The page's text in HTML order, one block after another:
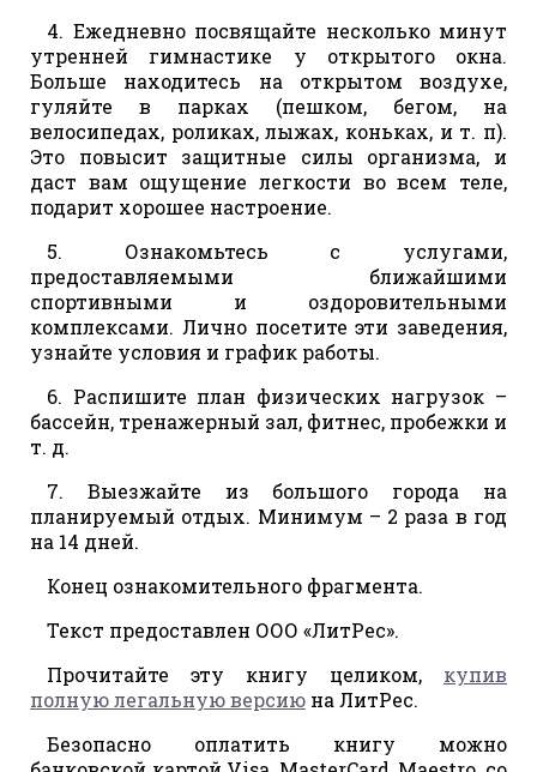
4. Ежедневно посвящайте несколько минут
утренней гимнастике у открытого окна.
Больше находитесь на открытом воздухе,
гуляйте в парках (пешком, бегом, на
велосипедах, роликах, лыжах, коньках, и т. п).
Это повысит защитные силы организма, и
даст вам ощущение легкости во всем теле,
подарит хорошее настроение.
5. Ознакомьтесь с услугами,
предоставляемыми ближайшими
спортивными и оздоровительными
комплексами. Лично посетите эти заведения,
узнайте условия и график работы.
6. Распишите план физических нагрузок –
бассейн, тренажерный зал, фитнес, пробежки и
т. д.
7. Выезжайте из большого города на
планируемый отдых. Минимум – 2 раза в год
на 14 дней.
Конец ознакомительного фрагмента.
Текст предоставлен ООО «ЛитРес».
Прочитайте эту книгу целиком, купив
полную легальную версию на ЛитРес.
Безопасно оплатить книгу можно